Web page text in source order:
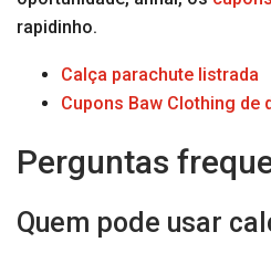
rapidinho.
Calça parachute listrada
Cupons Baw Clothing de
Perguntas
Quem pode usar